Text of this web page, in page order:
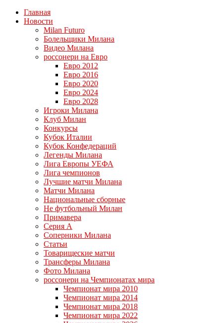
Главная
Новости
Milan Futuro
Болельщики Милана
Видео Милана
россонери на Евро
Евро 2012
Евро 2016
Евро 2020
Евро 2024
Евро 2028
Игроки Милана
Клуб Милан
Конкурсы
Кубок Италии
Кубок Конфедераций
Легенды Милана
Лига Европы УЕФА
Лига чемпионов
Лучшие матчи Милана
Матчи Милана
Национальные сборные
Не футбольный Милан
Примавера
Серия А
Соперники Милана
Статьи
Товарищеские матчи
Трансферы Милана
Фото Милана
россонери на Чемпионатах мира
Чемпионат мира 2010
Чемпионат мира 2014
Чемпионат мира 2018
Чемпионат мира 2022